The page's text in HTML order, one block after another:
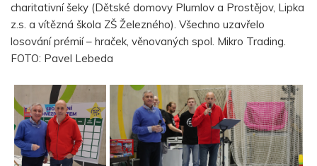
charitativní šeky (Dětské domovy Plumlov a Prostějov, Lipka
z.s. a vítězná škola ZŠ Železného). Všechno uzavřelo
losování prémií – hraček, věnovaných spol. Mikro Trading.
FOTO: Pavel Lebeda